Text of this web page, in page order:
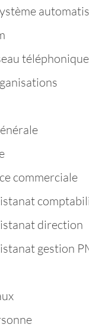
téléphonique
commerciale
direction
gestion